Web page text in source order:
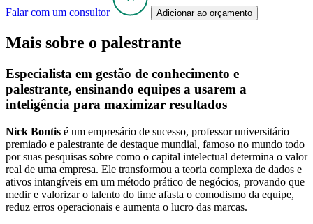
Falar com um consultor Adicionar ao orçamento
Mais sobre o palestrante
Especialista em gestão de conhecimento e
palestrante, ensinando equipes a usarem a
inteligência para maximizar resultados
Nick Bontis é um empresário de sucesso, professor universitário
premiado e palestrante de destaque mundial, famoso no mundo todo
por suas pesquisas sobre como o capital intelectual determina o valor
real de uma empresa. Ele transformou a teoria complexa de dados e
ativos intangíveis em um método prático de negócios, provando que
medir e valorizar o talento do time afasta o comodismo da equipe,
reduz erros operacionais e aumenta o lucro das marcas.